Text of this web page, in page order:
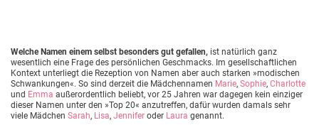
Welche Namen einem selbst besonders gut gefallen, ist natürlich ganz
wesentlich eine Frage des persönlichen Geschmacks. Im gesellschaftlichen
Kontext unterliegt die Rezeption von Namen aber auch starken »modischen
Schwankungen«. So sind derzeit die Mädchennamen Marie, Sophie, Charlotte
und Emma außerordentlich beliebt, vor 25 Jahren war dagegen kein einziger
dieser Namen unter den »Top 20« anzutreffen, dafür wurden damals sehr
viele Mädchen Sarah, Lisa, Jennifer oder Laura genannt.